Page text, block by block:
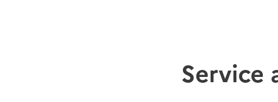
Service